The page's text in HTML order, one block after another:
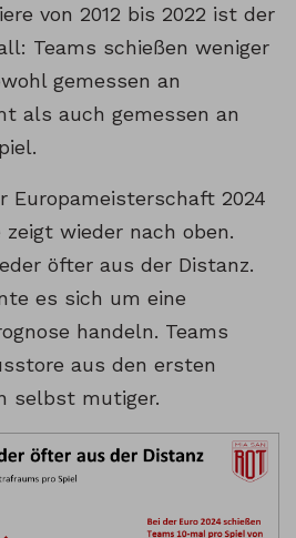
von 2012 bis 2022 ist der
Teams schießen weniger
gemessen an
als auch gemessen an
Europameisterschaft 2024
zeigt wieder nach oben.
öfter aus der Distanz.
es sich um eine
handeln. Teams
aus den ersten
selbst mutiger.